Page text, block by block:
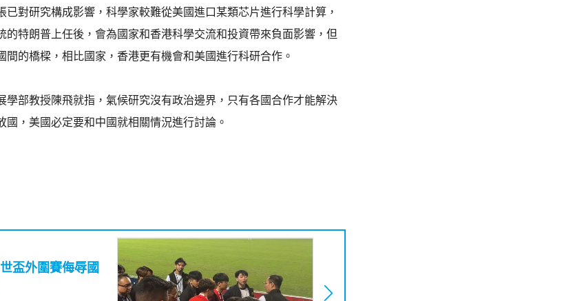
已對研究構成影響，科學家較難從美國進口某類芯片進行科學計算，
的特朗普上任後，會為國家和香港科學交流和投資帶來負面影響，但
間的橋樑，相比國家，香港更有機會和美國進行科研合作。
學部教授陳飛就指，氣候研究沒有政治邊界，只有各國合作才能解決
國，美國必定要和中國就相關情況進行討論。
盃外圍賽侮辱國